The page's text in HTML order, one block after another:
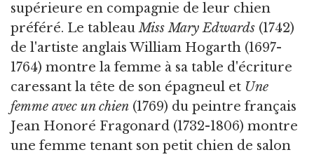
supérieure en compagnie de leur chien
préféré. Le tableauMiss Mary Edwards (1742)
de l'artiste anglais William Hogarth (1697-
1764) montre la femme à sa table d'écriture
caressant la tête de son épagneul et Une
femme avec un chien (1769) du peintre français
Jean Honoré Fragonard (1732-1806) montre
une femme tenant son petit chien de salon